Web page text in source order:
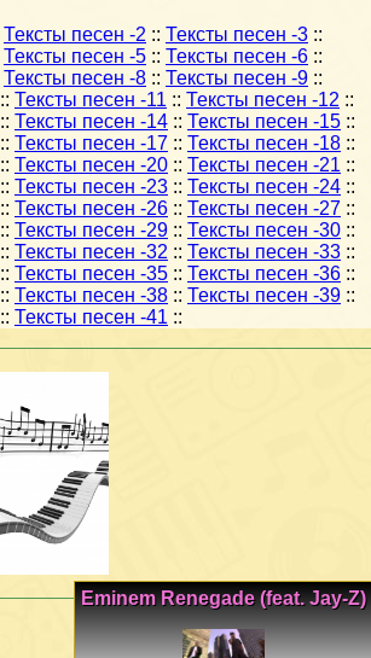
Тексты песен -2 :: Тексты песен -3 ::
Тексты песен -5 :: Тексты песен -6 ::
Тексты песен -8 :: Тексты песен -9 ::
:: Тексты песен -11 :: Тексты песен -12 ::
:: Тексты песен -14 :: Тексты песен -15 ::
:: Тексты песен -17 :: Тексты песен -18 ::
:: Тексты песен -20 :: Тексты песен -21 ::
:: Тексты песен -23 :: Тексты песен -24 ::
:: Тексты песен -26 :: Тексты песен -27 ::
:: Тексты песен -29 :: Тексты песен -30 ::
:: Тексты песен -32 :: Тексты песен -33 ::
:: Тексты песен -35 :: Тексты песен -36 ::
:: Тексты песен -38 :: Тексты песен -39 ::
:: Тексты песен -41 ::
Eminem Renegade (feat. Jay-Z)